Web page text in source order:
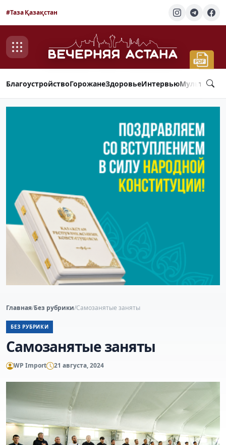
#Таза Қазақстан
БлагоустройствоГорожанеЗдоровьеИнтервью
Главная/Без рубрики/Самозанятые заняты
БЕЗ РУБРИКИ
Самозанятые заняты
WP Import 21 августа, 2024